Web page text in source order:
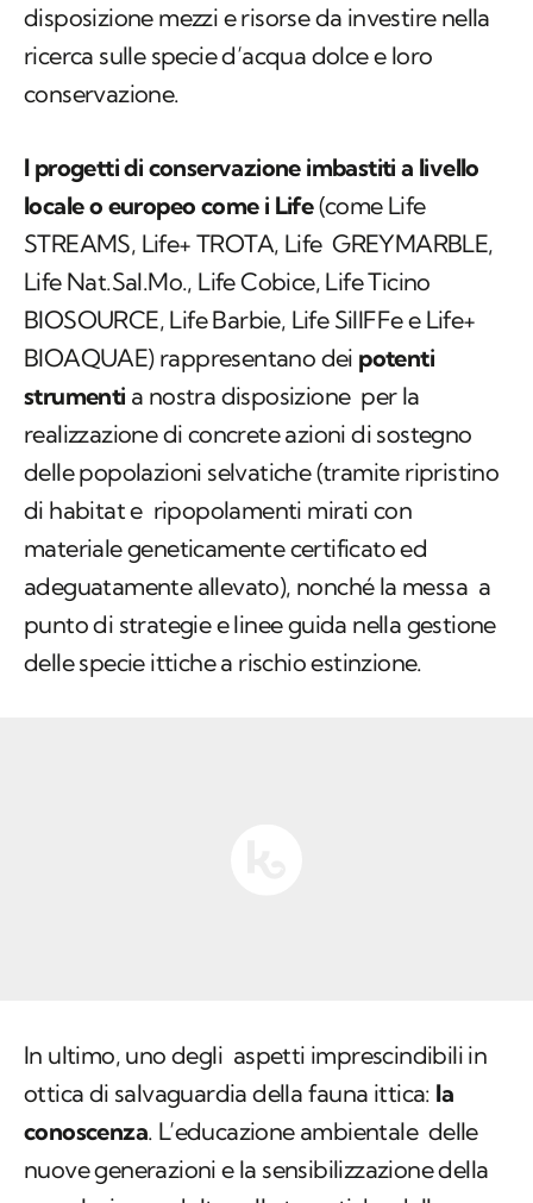
disposizione mezzi e risorse da investire nella
ricerca sulle specie d’acqua dolce e loro
conservazione.
I progetti di conservazione imbastiti a livello
locale o europeo come i Life(come Life
STREAMS, Life+ TROTA, Life GREYMARBLE,
Life Nat.Sal.Mo., Life Cobice, Life Ticino
BIOSOURCE, Life Barbie, Life SilIFFe e Life+
BIOAQUAE) rappresentano dei potenti
strumenti a nostra disposizione per la
realizzazione di concrete azioni di sostegno
delle popolazioni selvatiche (tramite ripristino
di habitat e ripopolamenti mirati con
materiale geneticamente certificato ed
adeguatamente allevato), nonché la messa a
punto di strategie e linee guida nella gestione
delle specie ittiche a rischio estinzione.
In ultimo, uno degli aspetti imprescindibili in
ottica di salvaguardia della fauna ittica: la
conoscenza. L’educazione ambientale delle
nuove generazioni e la sensibilizzazione della